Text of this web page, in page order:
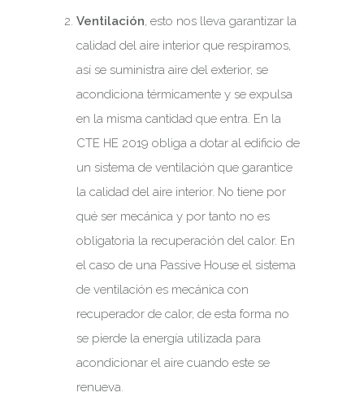
Ventilación, esto nos lleva garantizar la
calidad del aire interior que respiramos,
así se suministra aire del exterior, se
acondiciona térmicamente y se expulsa
en la misma cantidad que entra. En la
CTE HE 2019 obliga a dotar al edificio de
un sistema de ventilación que garantice
la calidad del aire interior. No tiene por
qué ser mecánica y por tanto no es
obligatoria la recuperación del calor. En
el caso de una Passive House el sistema
de ventilación es mecánica con
recuperador de calor, de esta forma no
se pierde la energía utilizada para
acondicionar el aire cuando este se
renueva.